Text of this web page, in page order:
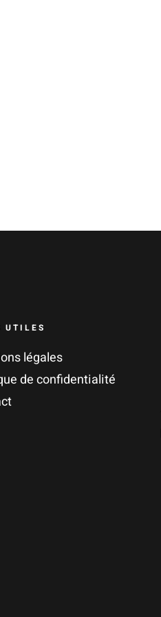
UTILES
légales
de confidentialité